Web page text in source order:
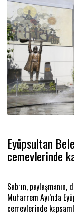
Eyüpsultan
cemevlerinde
Sabrın, paylaşmanın,
Muharrem Ayı’nda
cemevlerinde